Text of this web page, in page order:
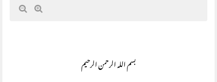
بسم اللہ الرحمن الرحیم